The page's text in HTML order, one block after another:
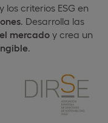
criterios ESG en
. Desarrolla las
mercado y crea un